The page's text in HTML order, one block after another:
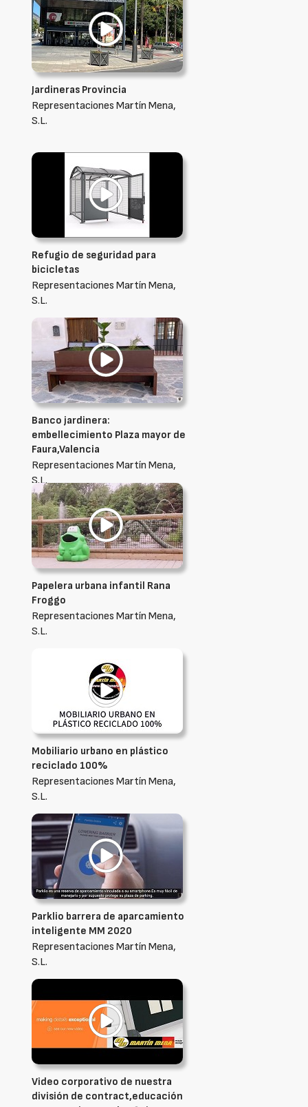
Jardineras Provincia
Representaciones Martín Mena,
S.L.
Refugio de seguridad para
bicicletas
Representaciones Martín Mena,
S.L.
Banco jardinera:
embellecimiento Plaza mayor de
Faura,Valencia
Representaciones Martín Mena,
S.L.
Papelera urbana infantil Rana
Froggo
Representaciones Martín Mena,
S.L.
Mobiliario urbano en plástico
reciclado 100%
Representaciones Martín Mena,
S.L.
Parklio barrera de aparcamiento
inteligente MM 2020
Representaciones Martín Mena,
S.L.
Video corporativo de nuestra
división de contract,educación